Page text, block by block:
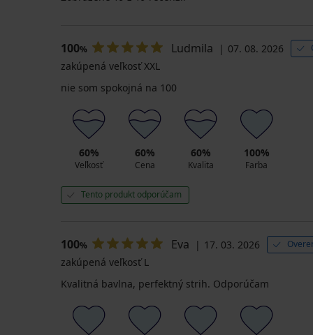
100% Ludmila 07. 08. 2026
zakúpená veľkosť XXL
nie som spokojná na 100
60%
Veľkosť
60%
Cena
60%
Kvalita
100%
Farba
Tento produkt odporúčam
100% Eva 17. 03. 2026
zakúpená veľkosť L
Kvalitná bavlna, perfektný strih. Odporúčam